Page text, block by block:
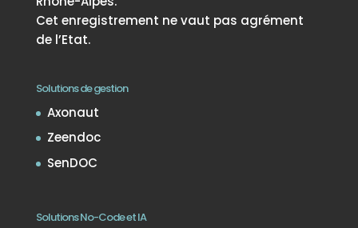
Cet enregistrement ne vaut pas agrément
de l’Etat.
Solutions de gestion
Axonaut
Zeendoc
SenDOC
Solutions No-Code et IA